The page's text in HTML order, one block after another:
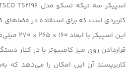
کاربردی است که برای استفاده در
قراردادن روی میز کامپیوتر یا در کنار
کاربرپسند آن این امکان را می‌دهد که